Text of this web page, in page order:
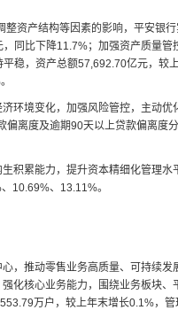
资产结构等因素的影响，平安银
同比下降11.7%；加强资产质量管
稳，资产总额57,692.70亿元，较
环境变化，加强风险管控，主动
离度及逾期90天以上贷款偏离度
积累能力，提升资本精细化管理
10.69%、13.11%。
，推动零售业务高质量、可持续
化核心业务能力，围绕业务板块
万户，较上年末增长0.1%，